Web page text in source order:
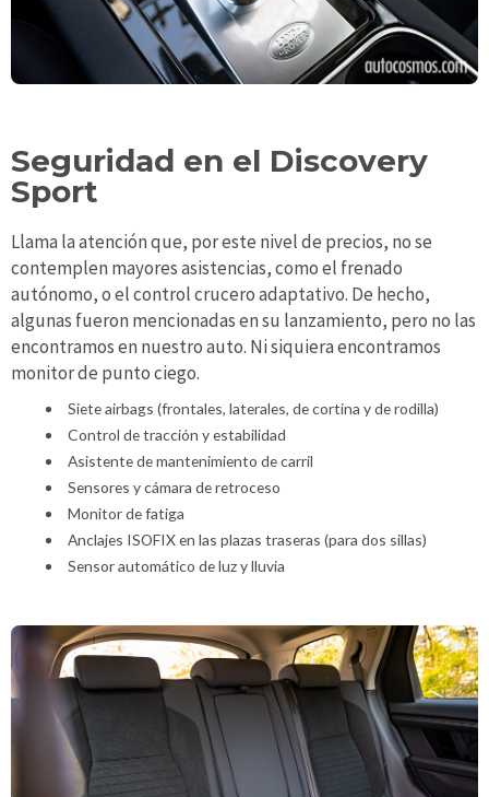
Seguridad en el Discovery
Sport
Llama la atención que, por este nivel de precios, no se
contemplen mayores asistencias, como el frenado
autónomo, o el control crucero adaptativo. De hecho,
algunas fueron mencionadas en su lanzamiento, pero no las
encontramos en nuestro auto. Ni siquiera encontramos
monitor de punto ciego.
Siete airbags (frontales, laterales, de cortina y de rodilla)
Control de tracción y estabilidad
Asistente de mantenimiento de carril
Sensores y cámara de retroceso
Monitor de fatiga
Anclajes ISOFIX en las plazas traseras (para dos sillas)
Sensor automático de luz y lluvia